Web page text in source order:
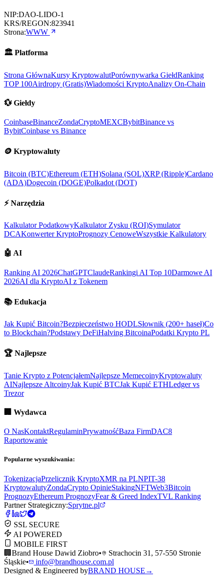
NIP:DAO-LIDO-1
KRS/REGON:823941
Strona:WWW
🏛️ Platforma
Strona GłównaKursy KryptowalutPorównywarka GiełdRanking
TOP 100Airdropy (Gratis)Wiadomości KryptoAnalizy On-Chain
💱 Giełdy
CoinbaseBinanceZondaCryptoMEXCBybitBinance vs
BybitCoinbase vs Binance
🪙 Kryptowaluty
Bitcoin (BTC)Ethereum (ETH)Solana (SOL)XRP (Ripple)Cardano
(ADA)Dogecoin (DOGE)Polkadot (DOT)
⚡ Narzędzia
Kalkulator PodatkowyKalkulator Zysku (ROI)Symulator
DCAKonwerter KryptoPrognozy CenoweWszystkie Kalkulatory
🤖 AI
Ranking AI 2026ChatGPTClaudeRankingi AI Top 10Darmowe AI
2026AI dla KryptoAI z Tokenem
📚 Edukacja
Jak Kupić Bitcoin?Bezpieczeństwo HODLSłownik (200+ haseł)Co
to Blockchain?Podstawy DeFiHalving BitcoinaPodatki Krypto PL
🏆 Najlepsze
Tanie Krypto z PotencjałemNajlepsze MemecoinyKryptowaluty
AINajlepsze AltcoinyJak Kupić BTCJak Kupić ETHLedger vs
Trezor
🏢 Wydawca
O NasKontaktRegulaminPrywatnośćBaza FirmDAC8
Raportowanie
Popularne wyszukiwania:
TokenizacjaPrzelicznik KryptoXMR na PLNPIT-38
KryptowalutyZondaCrypto OpinieStakingNFTWeb3Bitcoin
PrognozyEthereum PrognozyFear & Greed IndexTVL Ranking
Partner Strategiczny:Sprytne.pl
SSL SECURE
AI POWERED
MOBILE FIRST
🏢 Brand House Dawid Ziobro•
Strachocin 31, 57-550 Stronie
Śląskie•
info@brandhouse.com.pl
Designed & Engineered byBRAND HOUSE →